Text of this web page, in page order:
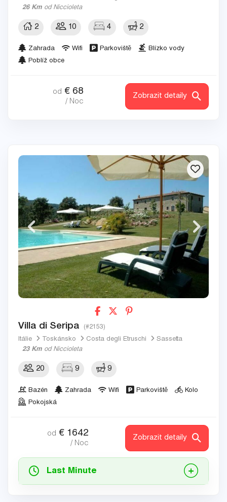
26 Km od Niccioleta
2 10 4 2
Zahrada Wifi Parkoviště
Blízko vody
Poblíž obce
od € 68
/ Noc
Zobrazit detaily
Villa di Seripa (#2153)
Itálie Toskánsko Costa degli Etruschi
Sassetta
23 Km od Niccioleta
20 9 9
Bazén Zahrada Wifi Parkoviště
Kolo
Pokojská
od € 1642
/ Noc
Zobrazit detaily
Last Minute